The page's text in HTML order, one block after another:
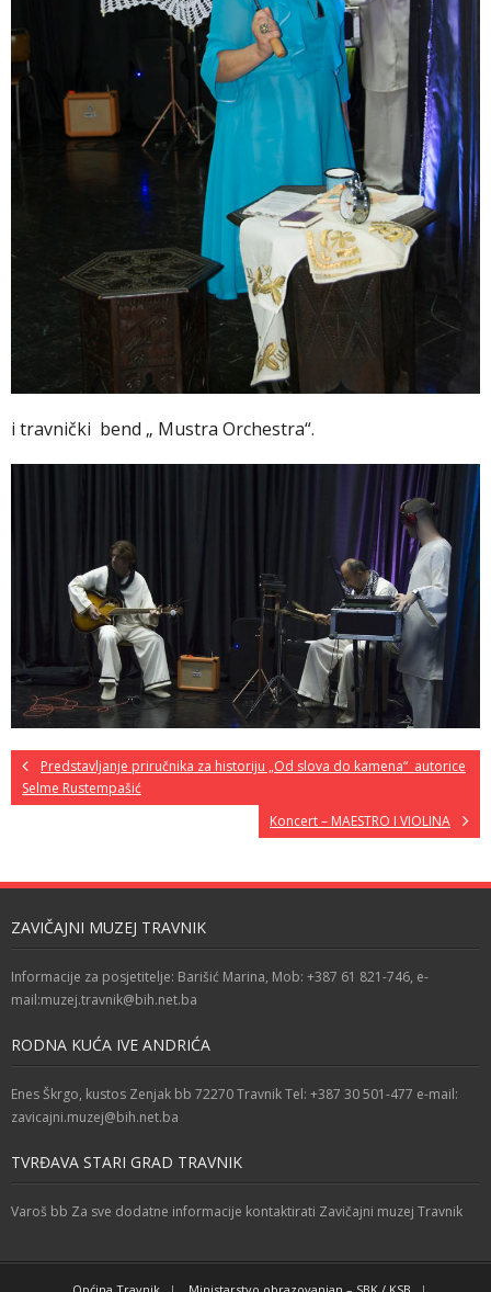
i travnički bend „ Mustra Orchestra“.
Predstavljanje priručnika za historiju „Od slova do kamena“ autorice
Selme Rustempašić
Koncert – MAESTRO I VIOLINA
ZAVIČAJNI MUZEJ TRAVNIK
Informacije za posjetitelje: Barišić Marina, Mob: +387 61 821-746, e-
mail:muzej.travnik@bih.net.ba
RODNA KUĆA IVE ANDRIĆA
Enes Škrgo, kustos Zenjak bb 72270 Travnik Tel: +387 30 501-477 e-mail:
zavicajni.muzej@bih.net.ba
TVRĐAVA STARI GRAD TRAVNIK
Varoš bb Za sve dodatne informacije kontaktirati Zavičajni muzej Travnik